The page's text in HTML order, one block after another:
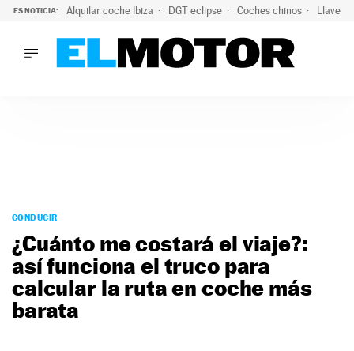
ES NOTICIA: Alquilar coche Ibiza DGT eclipse Coches chinos Llaves
PODCAST
MOTOS
TECNOLOGÍA
SUPERCOCHES
MOTORTV
CONDUCIR
¿Cuánto me costará el viaje?:
así funciona el truco para
calcular la ruta en coche más
barata